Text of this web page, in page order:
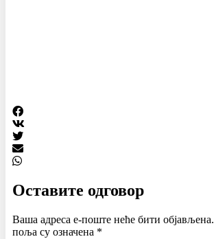
Оставите одговор
Ваша адреса е-поште неће бити објављена.
поља су означена *